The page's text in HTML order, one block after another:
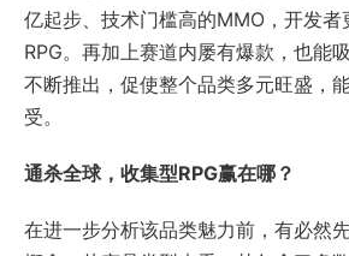
亿起步、技术门槛高的MMO，开发者
RPG。再加上赛道内屡有爆款，也能
不断推出，促使整个品类多元旺盛，
受。
通杀全球，收集型RPG赢在哪？
在进一步分析该品类魅力前，有必然